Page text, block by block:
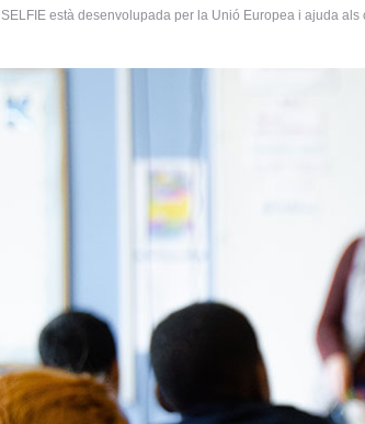
SELFIE està desenvolupada per la Unió Europea i ajuda